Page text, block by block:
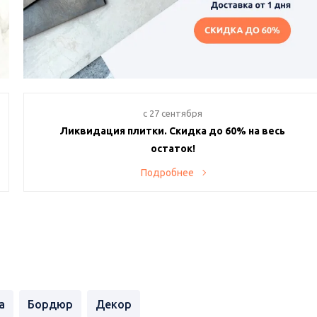
c 27 сентября
Ликвидация плитки. Скидка до 60% на весь
остаток!
Хотите создать уникальный интерьер по супервыгодной
Подробнее
Бордюр Декор